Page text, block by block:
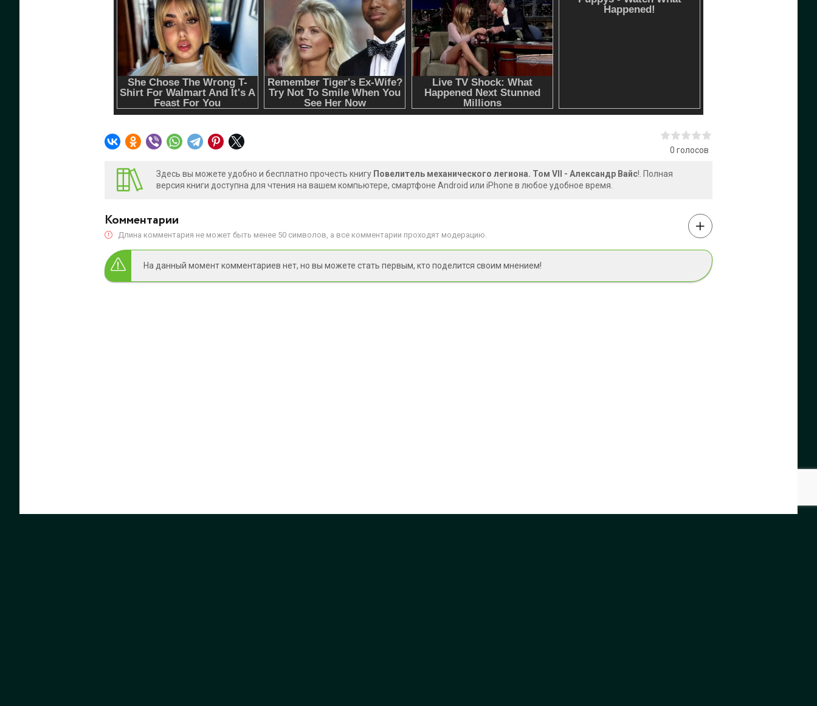
0 голосов
Здесь вы можете удобно и бесплатно прочесть книгу Повелитель механического легиона. Том VII - Александр Вайс!. Полная
версия книги доступна для чтения на вашем компьютере, смартфоне Android или iPhone в любое удобное время.
Комментарии
Длина комментария не может быть менее 50 символов, а все комментарии проходят модерацию.
На данный момент комментариев нет, но вы можете стать первым, кто поделится своим мнением!